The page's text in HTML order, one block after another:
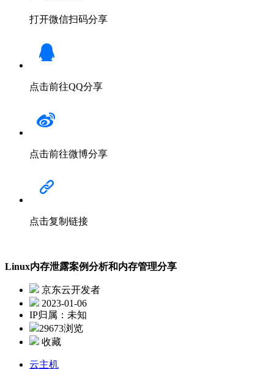
打开微信扫码分享
点击前往QQ分享
点击前往微博分享
点击复制链接
Linux内存泄露案例分析和内存管理分享
京东云开发者
2023-01-06
IP归属：未知
29673浏览
收藏
云主机